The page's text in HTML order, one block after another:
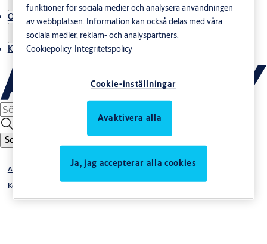
Om oss
Kontakta oss
Sök
Aptus
Kommunikation
funktioner för sociala medier och analysera användningen
av webbplatsen. Information kan också delas med våra
sociala medier, reklam- och analyspartners.
Cookiepolicy Integritetspolicy
Cookie-inställningar
Avaktivera alla
Ja, jag accepterar alla cookies